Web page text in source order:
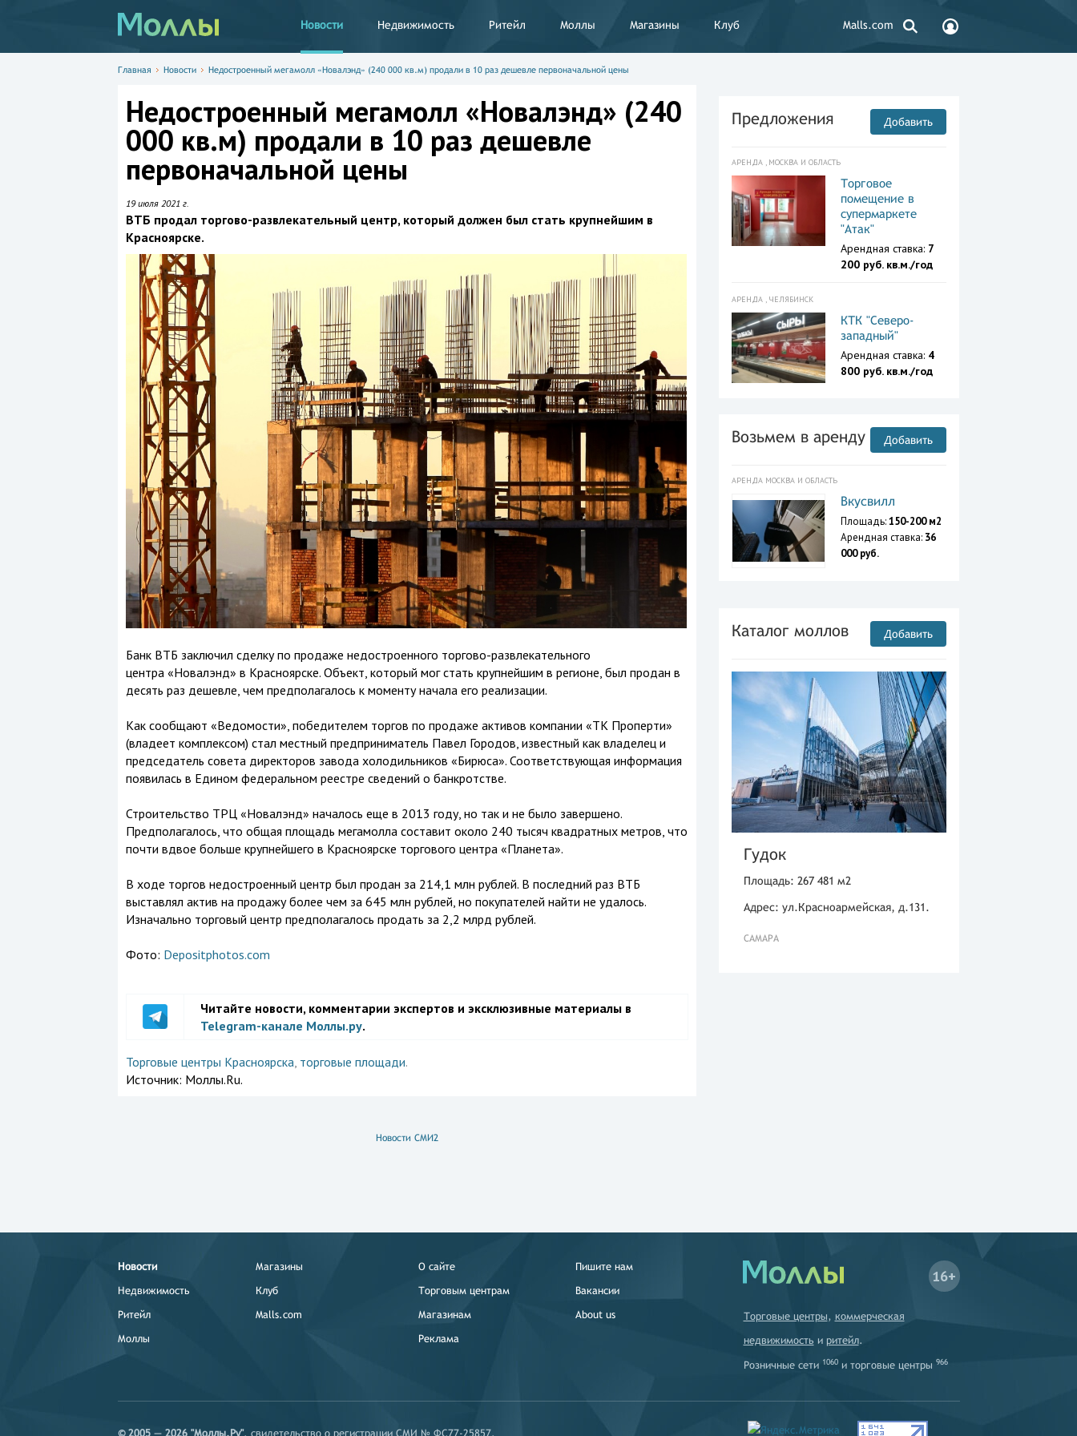
Новости Недвижимость Ритейл Моллы Магазины Клуб Malls.com
Главная Новости Недостроенный мегамолл «Новалэнд» (240 000 кв.м) продали в 10 раз дешевле первоначальной цены
Недостроенный мегамолл «Новалэнд» (240
000 кв.м) продали в 10 раз дешевле
первоначальной цены
19 июля 2021 г.
ВТБ продал торгово-развлекательный центр, который должен был стать крупнейшим в
Красноярске.
Банк ВТБ заключил сделку по продаже недостроенного торгово-развлекательного
центра «Новалэнд» в Красноярске. Объект, который мог стать крупнейшим в регионе, был продан в
десять раз дешевле, чем предполагалось к моменту начала его реализации.
Как сообщают «Ведомости», победителем торгов по продаже активов компании «ТК Проперти»
(владеет комплексом) стал местный предприниматель Павел Городов, известный как владелец и
председатель совета директоров завода холодильников «Бирюса». Соответствующая информация
появилась в Едином федеральном реестре сведений о банкротстве.
Строительство ТРЦ «Новалэнд» началось еще в 2013 году, но так и не было завершено.
Предполагалось, что общая площадь мегамолла составит около 240 тысяч квадратных метров, что
почти вдвое больше крупнейшего в Красноярске торгового центра «Планета».
В ходе торгов недостроенный центр был продан за 214,1 млн рублей. В последний раз ВТБ
выставлял актив на продажу более чем за 645 млн рублей, но покупателей найти не удалось.
Изначально торговый центр предполагалось продать за 2,2 млрд рублей.
Фото: Depositphotos.com
Читайте новости, комментарии экспертов и эксклюзивные материалы в
Telegram-канале Моллы.ру.
Торговые центры Красноярска торговые площади.
Источник: Моллы.Ru.
Новости СМИ2
Предложения Добавить
АРЕНДА , МОСКВА И ОБЛАСТЬ
Торговое
помещение в
супермаркете
"Атак"
Арендная ставка: 7
200 руб. кв.м./год
АРЕНДА , ЧЕЛЯБИНСК
КТК "Северо-
западный"
Арендная ставка: 4
800 руб. кв.м./год
Возьмем в аренду Добавить
АРЕНДА МОСКВА И ОБЛАСТЬ
Вкусвилл
Площадь:150-200 м2
Арендная ставка: 36
000 руб.
Каталог моллов Добавить
Гудок
Площадь: 267 481 м2
Адрес: ул.Красноармейская, д.131.
САМАРА
Новости
Недвижимость
Ритейл
Моллы
Магазины
Клуб
Malls.com
О сайте
Торговым центрам
Магазинам
Реклама
Пишите нам
Вакансии
About us
16+
Торговые центры, коммерческая
недвижимость и ритейл.
Розничные сети 1060и торговые центры 966
© 2005 — 2026 "Моллы.Ру", свидетельство о регистрации СМИ № ФС77-25857.